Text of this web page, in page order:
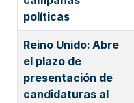
políticas
Reino Unido: Abre
el plazo de
presentación de
candidaturas al